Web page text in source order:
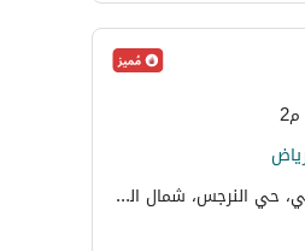
شارع جمال الدين أبي المكارم القرشي، حي النرجس، شمال الرياض، الرياض